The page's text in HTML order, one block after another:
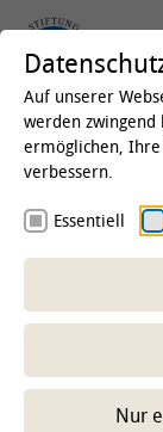
Startseite
--
Mit den
Auf unserer
werden zwingend
ermöglichen,
verbessern.
Essentiell
Nur